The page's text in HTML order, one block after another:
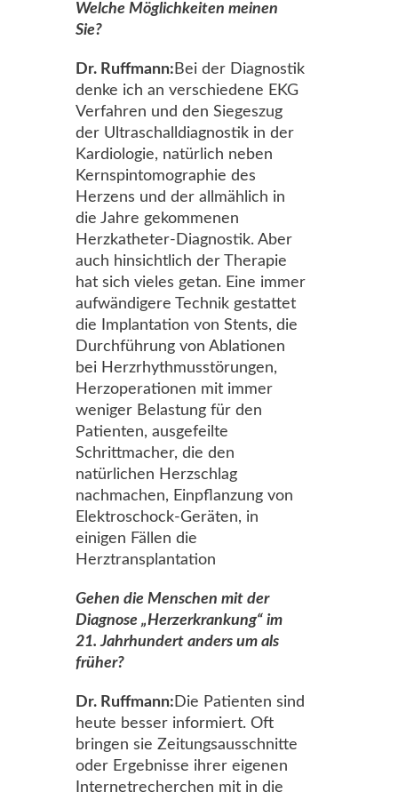
Welche Möglichkeiten meinen
Sie?
Dr. Ruffmann: Bei der Diagnostik
denke ich an verschiedene EKG
Verfahren und den Siegeszug
der Ultraschalldiagnostik in der
Kardiologie, natürlich neben
Kernspintomographie des
Herzens und der allmählich in
die Jahre gekommenen
Herzkatheter-Diagnostik. Aber
auch hinsichtlich der Therapie
hat sich vieles getan. Eine immer
aufwändigere Technik gestattet
die Implantation von Stents, die
Durchführung von Ablationen
bei Herzrhythmusstörungen,
Herzoperationen mit immer
weniger Belastung für den
Patienten, ausgefeilte
Schrittmacher, die den
natürlichen Herzschlag
nachmachen, Einpflanzung von
Elektroschock-Geräten, in
einigen Fällen die
Herztransplantation
Gehen die Menschen mit der
Diagnose „Herzerkrankung“ im
21. Jahrhundert anders um als
früher?
Dr. Ruffmann: Die Patienten sind
heute besser informiert. Oft
bringen sie Zeitungsausschnitte
oder Ergebnisse ihrer eigenen
Internetrecherchen mit in die